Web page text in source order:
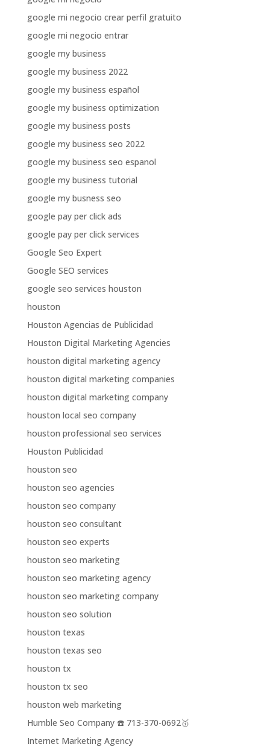
google mi negocio crear perfil gratuito
google mi negocio entrar
google my business
google my business 2022
google my business español
google my business optimization
google my business posts
google my business seo 2022
google my business seo espanol
google my business tutorial
google my busness seo
google pay per click ads
google pay per click services
Google Seo Expert
Google SEO services
google seo services houston
houston
Houston Agencias de Publicidad
Houston Digital Marketing Agencies
houston digital marketing agency
houston digital marketing companies
houston digital marketing company
houston local seo company
houston professional seo services
Houston Publicidad
houston seo
houston seo agencies
houston seo company
houston seo consultant
houston seo experts
houston seo marketing
houston seo marketing agency
houston seo marketing company
houston seo solution
houston texas
houston texas seo
houston tx
houston tx seo
houston web marketing
Humble Seo Company ☎️ 713-370-0692🥇
Internet Marketing Agency